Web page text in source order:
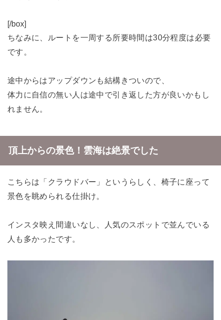
[/box]
ちなみに、ルートを一周する所要時間は30分程度は必要
です。
途中からはアップダウンも結構きついので、
体力に自信の無い人は途中で引き返した方が良いかもし
れません。
頂上からの景色！雲海は絶景でした
こちらは「クラウドバー」というらしく、椅子に座って
景色を眺められる仕掛け。
インスタ映え間違いなし、人気のスポットで並んでいる
人も多かったです。